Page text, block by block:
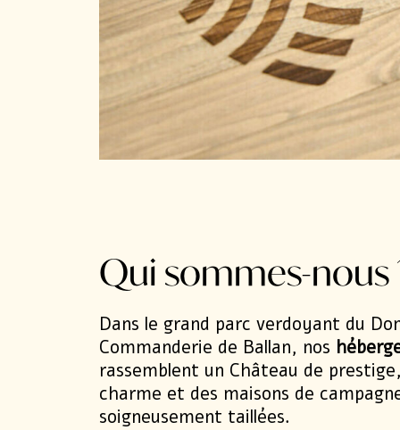
Qui sommes-nous
Dans le grand parc verdoyant du
Commanderie de Ballan, nos
rassemblent un Château de
charme et des maisons de
soigneusement taillées.